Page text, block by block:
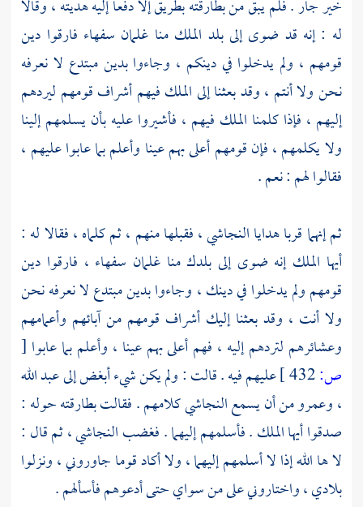
خير جار . فلم يبق من بطارقته بطريق إلا دفعا إليه هديته ، وقالا
له : إنه قد ضوى إلى بلد الملك منا غلمان سفهاء فارقوا دين
قومهم ، ولم يدخلوا في دينكم ، وجاءوا بدين مبتدع لا نعرفه
نحن ولا أنتم ، وقد بعثنا إلى الملك فيهم أشراف قومهم ليردهم
إليهم ، فإذا كلمنا الملك فيهم ، فأشيروا عليه بأن يسلمهم إلينا
ولا يكلمهم ، فإن قومهم أعلى بهم عينا وأعلم بما عابوا عليهم ،
فقالوا لهم : نعم .
ثم إنهما قربا هداياالنجاشي، فقبلها منهم ، ثم كلماه ، فقالا له :
أيها الملك إنه ضوى إلى بلدك منا غلمان سفهاء ، فارقوا دين
قومهم ولم يدخلوا في دينك ، وجاءوا بدين مبتدع لا نعرفه نحن
ولا أنت ، وقد بعثنا إليك أشراف قومهم من آبائهم وأعمامهم
وعشائرهم لتردهم إليه ، فهم أعلى بهم عينا ، وأعلم بما عابوا [
ص:
عليهم فيه . قالت : ولم يكن شيء أبغض إلى عبد الله
،وعمرومن أن يسمعالنجاشيكلامهم . فقالت بطارقته حوله :
صدقوا أيها الملك . فأسلمهم إليهما . فغضبالنجاشي، ثم قال :
لا ها الله إذا لا أسلمهم إليهما ، ولا أكاد قوما جاوروني ، ونزلوا
بلادي ، واختاروني على من سواي حتى أدعوهم فأسألهم .